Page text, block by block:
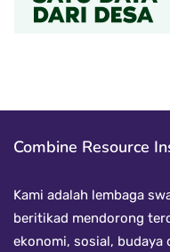
Combine Resource
Kami adalah lembaga
beritikad mendorong
ekonomi, sosial, budaya